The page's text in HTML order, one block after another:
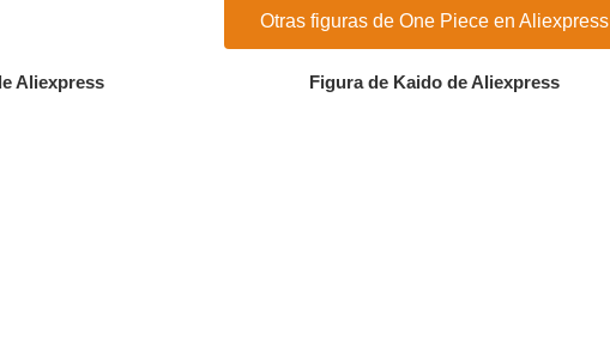
Otras figuras de One Piece en Aliexpress
Aliexpress Figura de Kaido de Aliexpress